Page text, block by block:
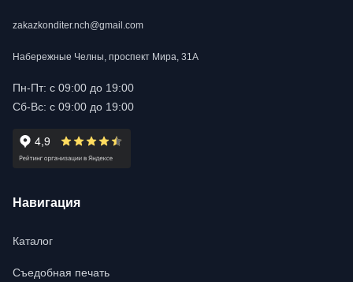
zakazkonditer.nch@gmail.com
Набережные Челны, проспект Мира, 31А
Пн-Пт: с 09:00 до 19:00
Сб-Вс: с 09:00 до 19:00
Навигация
Каталог
Съедобная печать